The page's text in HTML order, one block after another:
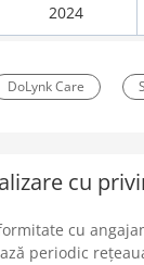
2024
DoLynk Care
Easy IP
Awards
cu
cu
periodic